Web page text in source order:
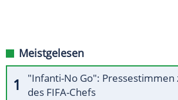
Meistgelesen
"Infanti-No Go": Pressestimmen
des FIFA-Chefs